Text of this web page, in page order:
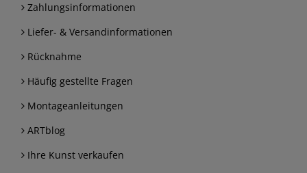
Zahlungsinformationen
Liefer- & Versandinformationen
Rücknahme
Häufig gestellte Fragen
Montageanleitungen
ARTblog
Ihre Kunst verkaufen